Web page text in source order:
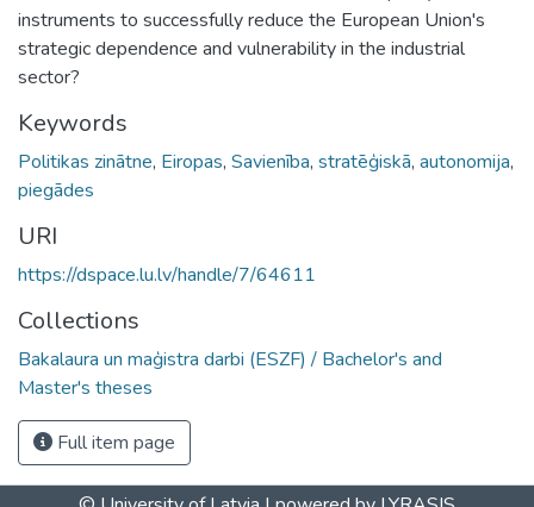
instruments to successfully reduce the European Union's
strategic dependence and vulnerability in the industrial
sector?
Keywords
Politikas zinātne, Eiropas, Savienība, stratēģiskā, autonomija,
piegādes
URI
https://dspace.lu.lv/handle/7/64611
Collections
Bakalaura un maģistra darbi (ESZF) / Bachelor's and
Master's theses
Full item page